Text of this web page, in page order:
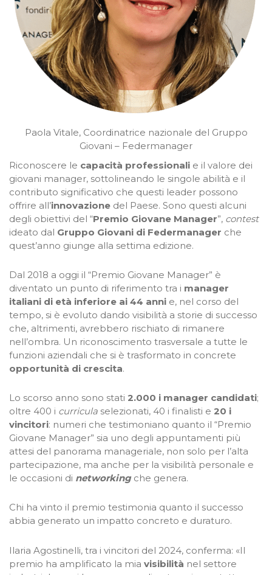
Paola Vitale, Coordinatrice nazionale del Gruppo
Giovani – Federmanager
Riconoscere le capacità professionali e il valore dei
giovani manager, sottolineando le singole abilità e il
contributo significativo che questi leader possono
offrire all’innovazione del Paese. Sono questi alcuni
degli obiettivi del “Premio Giovane Manager”, contest
ideato dal Gruppo Giovani di Federmanager che
quest’anno giunge alla settima edizione.
Dal 2018 a oggi il “Premio Giovane Manager” è
diventato un punto di riferimento tra i manager
italiani di età inferiore ai 44 anni e, nel corso del
tempo, si è evoluto dando visibilità a storie di successo
che, altrimenti, avrebbero rischiato di rimanere
nell’ombra. Un riconoscimento trasversale a tutte le
funzioni aziendali che si è trasformato in concrete
opportunità di crescita.
Lo scorso anno sono stati 2.000 i manager candidati;
oltre 400 i curricula selezionati, 40 i finalisti e 20 i
vincitori: numeri che testimoniano quanto il “Premio
Giovane Manager” sia uno degli appuntamenti più
attesi del panorama manageriale, non solo per l’alta
partecipazione, ma anche per la visibilità personale e
le occasioni di networkingche genera.
Chi ha vinto il premio testimonia quanto il successo
abbia generato un impatto concreto e duraturo.
Ilaria Agostinelli, tra i vincitori del 2024, conferma: «Il
premio ha amplificato la mia visibilità nel settore